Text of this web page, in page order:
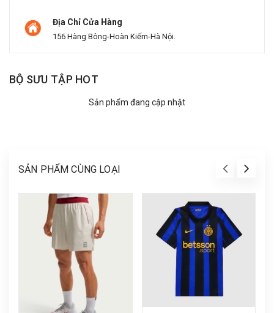
Địa Chỉ Cửa Hàng
156 Hàng Bông-Hoàn Kiếm-Hà Nội.
BỘ SƯU TẬP HOT
Sản phẩm đang cập nhật
SẢN PHẨM CÙNG LOẠI